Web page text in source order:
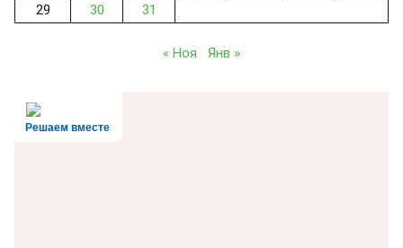
29
30 31
« Ноя Янв »
Решаем вместе